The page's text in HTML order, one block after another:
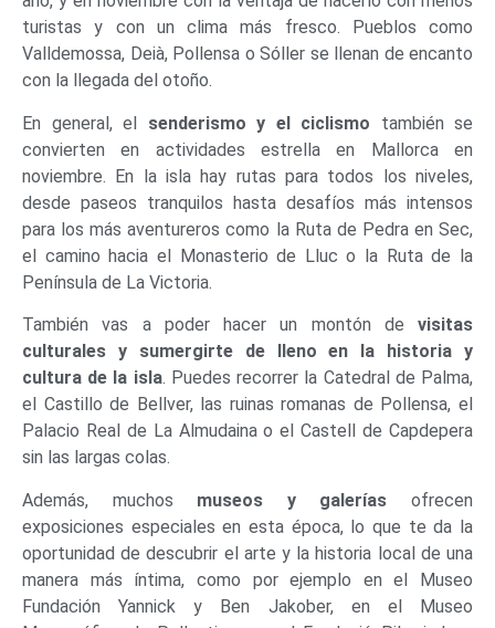
turistas y con un clima más fresco. Pueblos como
Valldemossa, Deià, Pollensa o Sóller se llenan de encanto
con la llegada del otoño.
En general, el senderismo y el ciclismo también se
convierten en actividades estrella en Mallorca en
noviembre. En la isla hay rutas para todos los niveles,
desde paseos tranquilos hasta desafíos más intensos
para los más aventureros como la Ruta de Pedra en Sec,
el camino hacia el Monasterio de Lluc o la Ruta de la
Península de La Victoria.
También vas a poder hacer un montón de visitas
culturales y sumergirte de lleno en la historia y
cultura de la isla. Puedes recorrer la Catedral de Palma,
el Castillo de Bellver, las ruinas romanas de Pollensa, el
Palacio Real de La Almudaina o el Castell de Capdepera
sin las largas colas.
Además, muchos museos y galerías ofrecen
exposiciones especiales en esta época, lo que te da la
oportunidad de descubrir el arte y la historia local de una
manera más íntima, como por ejemplo en el Museo
Fundación Yannick y Ben Jakober, en el Museo